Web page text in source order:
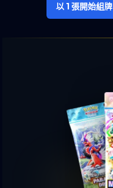
以 1 張開始組牌